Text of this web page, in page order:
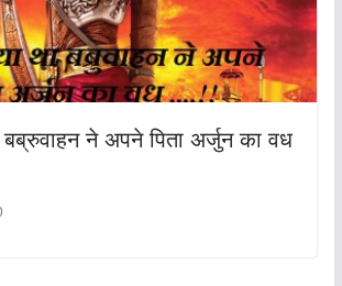
बब्रुवाहन ने अपने पिता अर्जुन का वध